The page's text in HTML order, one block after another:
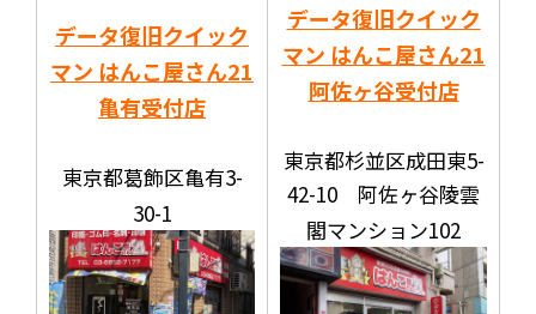
データ復旧クイック
マン はんこ屋さん21
亀有受付店
東京都葛飾区亀有3-
30-1
データ復旧クイック
マン はんこ屋さん21
阿佐ヶ谷受付店
東京都杉並区成田東5-
42-10 阿佐ヶ谷陵雲
閣マンション102